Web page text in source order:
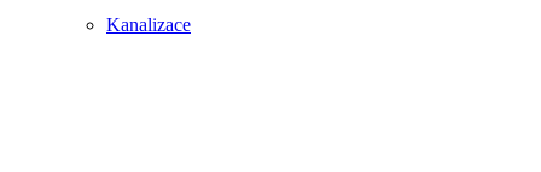
Kanalizace